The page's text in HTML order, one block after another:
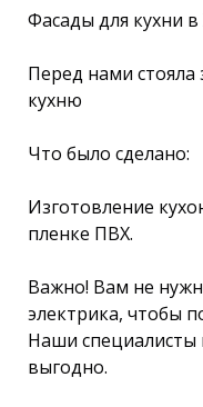
Фасады для кухни
Перед нами стояла
кухню
Что было сделано:
Изготовление
пленке ПВХ.
Важно! Вам не
электрика, чтобы
Наши специалисты
выгодно.